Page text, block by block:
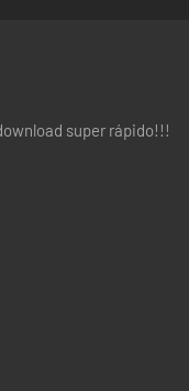
super rápido!!!